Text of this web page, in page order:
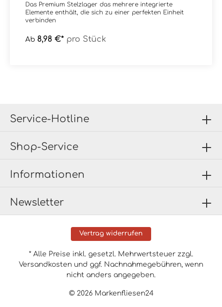
Das Premium Stelzlager das mehrere integrierte
Elemente enthält, die sich zu einer perfekten Einheit
verbinden
Ab 8,98 €* pro Stück
Newsletter
Service-Hotline
Shop-Service
Informationen
Vertrag widerrufen
© 2026 Markenfliesen24
* Alle Preise inkl. gesetzl. Mehrwertsteuer zzgl.
Versandkosten und ggf. Nachnahmegebühren, wenn
nicht anders angegeben.